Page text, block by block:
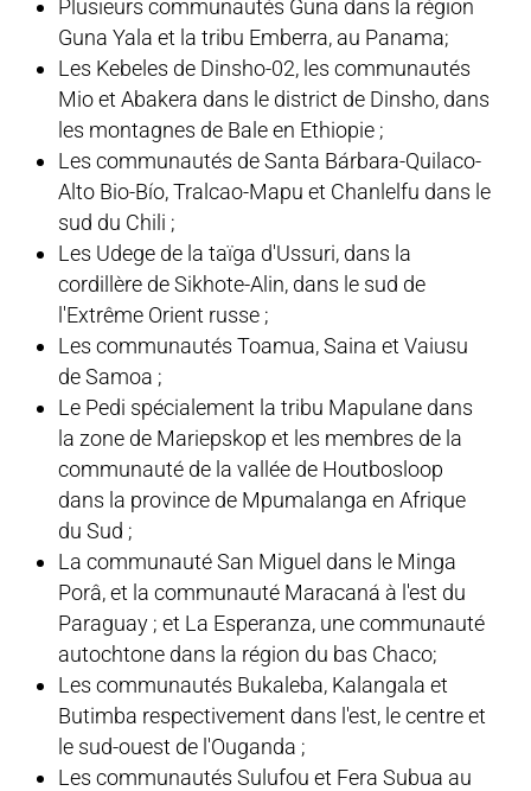
Plusieurs communautés Guna dans la région
Guna Yala et la tribu Emberra, au Panama;
Les Kebeles de Dinsho-02, les communautés
Mio et Abakera dans le district de Dinsho, dans
les montagnes de Bale en Ethiopie ;
Les communautés de Santa Bárbara-Quilaco-
Alto Bio-Bío, Tralcao-Mapu et Chanlelfu dans le
sud du Chili ;
Les Udege de la taïga d'Ussuri, dans la
cordillère de Sikhote-Alin, dans le sud de
l'Extrême Orient russe ;
Les communautés Toamua, Saina et Vaiusu
de Samoa ;
Le Pedi spécialement la tribu Mapulane dans
la zone de Mariepskop et les membres de la
communauté de la vallée de Houtbosloop
dans la province de Mpumalanga en Afrique
du Sud ;
La communauté San Miguel dans le Minga
Porâ, et la communauté Maracaná à l'est du
Paraguay ; et La Esperanza, une communauté
autochtone dans la région du bas Chaco;
Les communautés Bukaleba, Kalangala et
Butimba respectivement dans l'est, le centre et
le sud-ouest de l'Ouganda ;
Les communautés Sulufou et Fera Subua au